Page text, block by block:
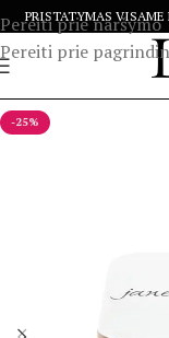
Pereiti prie naršymo
Pereiti prie
PRISTATYMAS VISAME
-25%